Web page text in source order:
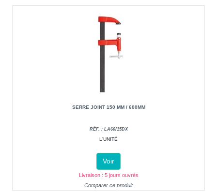
SERRE JOINT 150 MM / 600MM
RÉF. : LA60/15DX
L'UNITÉ
Voir
Livraison : 5 jours ouvrés
Comparer ce produit